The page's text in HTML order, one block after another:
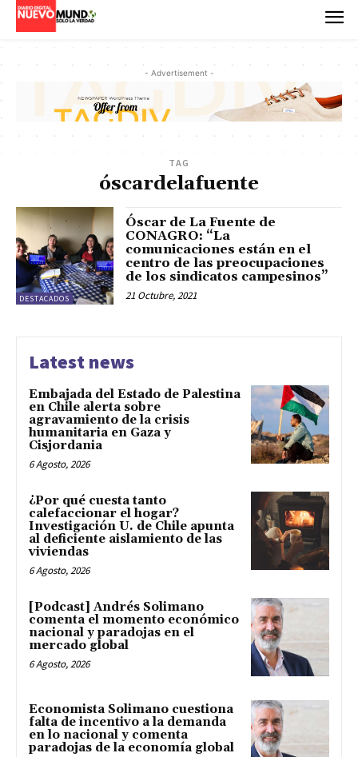
- Advertisement -
TAG
óscardelafuente
DESTACADOS
Óscar de La Fuente de
CONAGRO: “La
comunicaciones están en el
centro de las preocupaciones
de los sindicatos campesinos”
21 Octubre, 2021
Latest news
Embajada del Estado de Palestina
en Chile alerta sobre
agravamiento de la crisis
humanitaria en Gaza y
Cisjordania
6 Agosto, 2026
¿Por qué cuesta tanto
calefaccionar el hogar?
Investigación U. de Chile apunta
al deficiente aislamiento de las
viviendas
6 Agosto, 2026
[Podcast] Andrés Solimano
comenta el momento económico
nacional y paradojas en el
mercado global
6 Agosto, 2026
Economista Solimano cuestiona
falta de incentivo a la demanda
en lo nacional y comenta
paradojas de la economía global